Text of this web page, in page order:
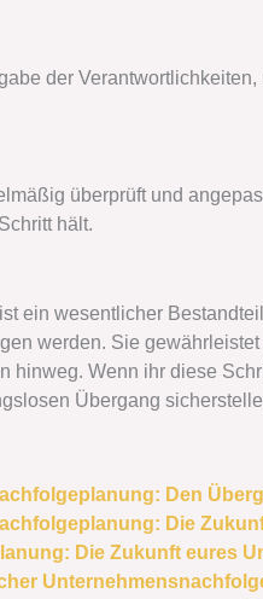
der
überprüft und
hält.
ein wesentlicher
werden. Sie
hinweg. Wenn ihr diese
Übergang
Den
Die
Die Zukunft eures